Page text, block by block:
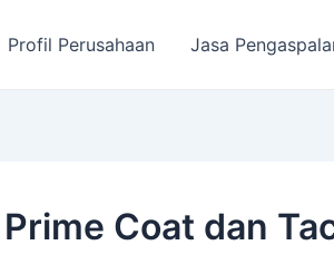
Profil Perusahaan Jasa
Coat dan